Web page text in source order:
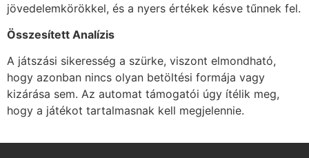
jövedelemkörökkel, és a nyers értékek késve tűnnek fel.
Összesített Analízis
A játszási sikeresség a szürke, viszont elmondható,
hogy azonban nincs olyan betöltési formája vagy
kizárása sem. Az automat támogatói úgy ítélik meg,
hogy a játékot tartalmasnak kell megjelennie.